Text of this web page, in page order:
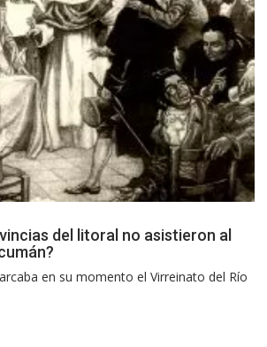
del litoral no asistieron al
en su momento el Virreinato del Río